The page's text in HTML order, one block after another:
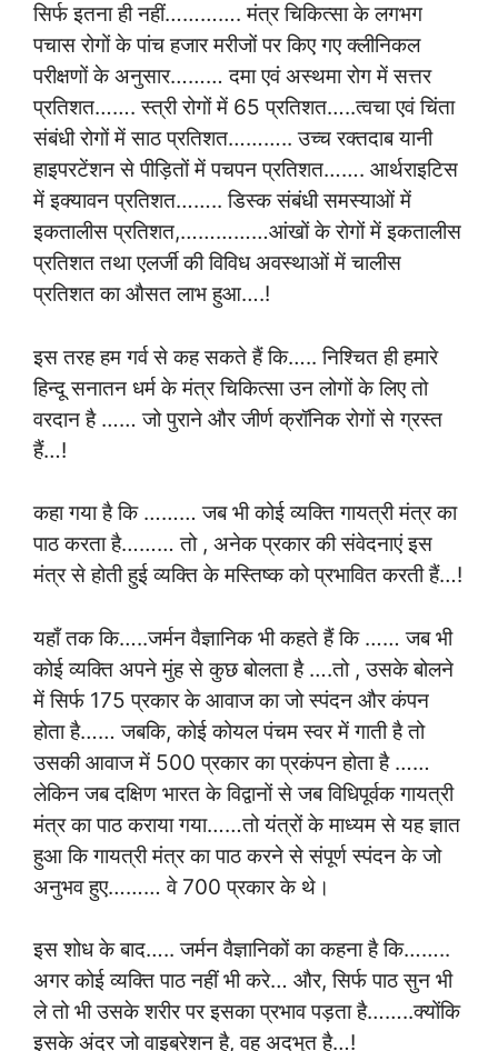
सिर्फ इतना ही नहीं…………. मंत्र चिकित्सा के लगभग
पचास रोगों के पांच हजार मरीजों पर किए गए क्लीनिकल
परीक्षणों के अनुसार……… दमा एवं अस्थमा रोग में सत्तर
प्रतिशत……. स्त्री रोगों में 65 प्रतिशत…..त्वचा एवं चिंता
संबंधी रोगों में साठ प्रतिशत……….. उच्च रक्तदाब यानी
हाइपरटेंशन से पीड़ितों में पचपन प्रतिशत……. आर्थराइटिस
में इक्यावन प्रतिशत…….. डिस्क संबंधी समस्याओं में
इकतालीस प्रतिशत,……………आंखों के रोगों में इकतालीस
प्रतिशत तथा एलर्जी की विविध अवस्थाओं में चालीस
प्रतिशत का औसत लाभ हुआ….!
इस तरह हम गर्व से कह सकते हैं कि….. निश्चित ही हमारे
हिन्दू सनातन धर्म के मंत्र चिकित्सा उन लोगों के लिए तो
वरदान है …… जो पुराने और जीर्ण क्रॉनिक रोगों से ग्रस्त
हैं…!
कहा गया है कि ……… जब भी कोई व्यक्ति गायत्री मंत्र का
पाठ करता है……… तो , अनेक प्रकार की संवेदनाएं इस
मंत्र से होती हुई व्यक्ति के मस्तिष्क को प्रभावित करती हैं…!
यहाँ तक कि…..जर्मन वैज्ञानिक भी कहते हैं कि …… जब भी
कोई व्यक्ति अपने मुंह से कुछ बोलता है ….तो , उसके बोलने
में सिर्फ 175 प्रकार के आवाज का जो स्पंदन और कंपन
होता है…… जबकि, कोई कोयल पंचम स्वर में गाती है तो
उसकी आवाज में 500 प्रकार का प्रकंपन होता है ……
लेकिन जब दक्षिण भारत के विद्वानों से जब विधिपूर्वक गायत्री
मंत्र का पाठ कराया गया……तो यंत्रों के माध्यम से यह ज्ञात
हुआ कि गायत्री मंत्र का पाठ करने से संपूर्ण स्पंदन के जो
अनुभव हुए……… वे 700 प्रकार के थे।
इस शोध के बाद….. जर्मन वैज्ञानिकों का कहना है कि……..
अगर कोई व्यक्ति पाठ नहीं भी करे… और, सिर्फ पाठ सुन भी
ले तो भी उसके शरीर पर इसका प्रभाव पड़ता है……..क्योंकि
इसके अंदर जो वाइब्रेशन है, वह अदभुत है…!